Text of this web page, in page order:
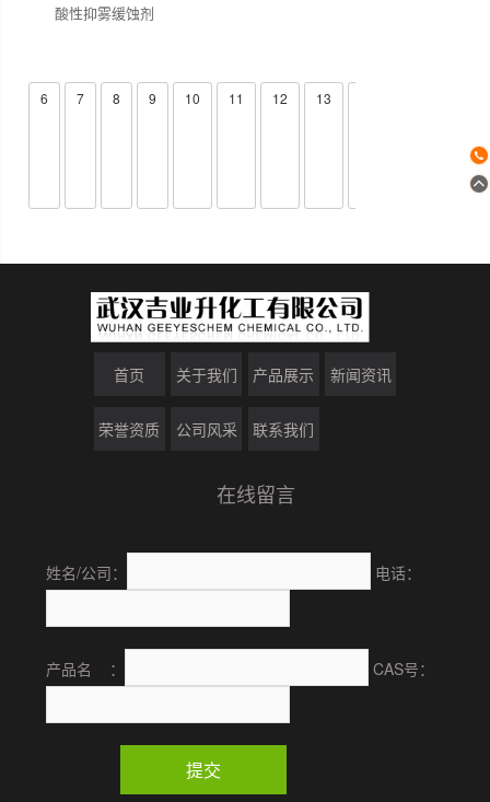
酸性抑雾缓蚀剂
6 7 8 9 10 11 12 13
首页 关于我们 产品展示 新闻资讯
荣誉资质 公司风采 联系我们
在线留言
姓名/公司： 电话：
产品名 ： CAS号：
提交